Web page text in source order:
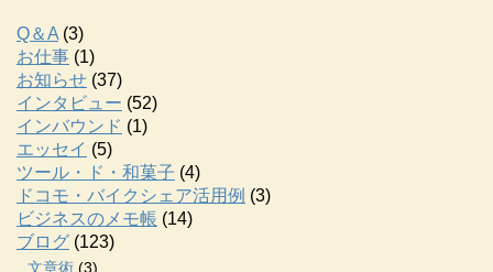
Q＆A (3)
お仕事 (1)
お知らせ (37)
インタビュー (52)
インバウンド (1)
エッセイ (5)
ツール・ド・和菓子 (4)
ドコモ・バイクシェア活用例 (3)
ビジネスのメモ帳 (14)
ブログ (123)
文章術 (3)